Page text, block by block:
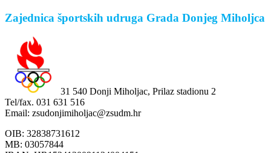
Zajednica športskih udruga Grada Donjeg Miholjca
31 540 Donji Miholjac, Prilaz stadionu 2
Tel/fax. 031 631 516
Email: zsudonjimiholjac@zsudm.hr
OIB: 32838731612
MB: 03057844